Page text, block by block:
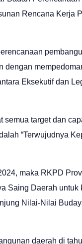
Rencana Kerja
dengan
Eksekutif dan
semua target dan
“Terwujudnya
maka RKPD
Saing Daerah untuk
Nilai-Nilai
daerah di